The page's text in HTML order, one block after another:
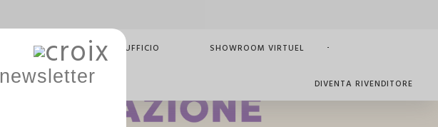
ARREDAMENTO DA UFFICIO SHOWROOM VIRTUEL
DIVENTA RIVENDITORE